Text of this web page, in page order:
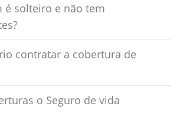
é solteiro e não tem
contratar a cobertura de
o Seguro de vida